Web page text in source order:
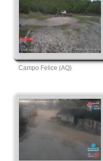
Campo Felice (AQ)